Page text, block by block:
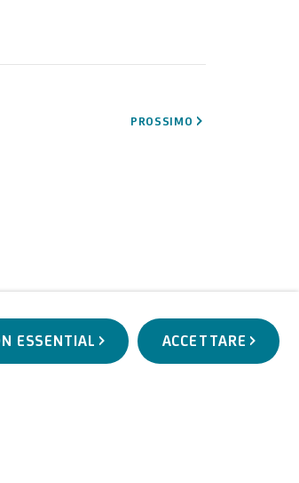
PROSSIMO
ESSENTIAL ACCETTARE